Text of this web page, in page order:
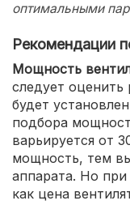
оптимальными
Рекомендации
Мощность
следует
будет
подбора
варьируется от
мощность, тем
аппарата. Но
как цена